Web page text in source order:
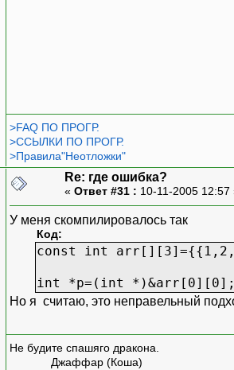
>FAQ ПО ПРОГР.
>ССЫЛКИ ПО ПРОГР.
>Правила"Неотложки"
Re: где ошибка?
« Ответ #31 : 10-11-2005
У меня скомпилировалось так
Код:
const int
int *p=(int
Но я считаю, это неправельный
Не будите спашяго дракона.
Джаффар (Коша)